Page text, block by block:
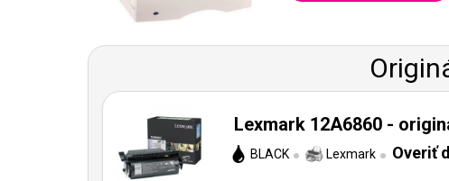
Lexmark 12A6860 -
BLACK Lexmark Overiť